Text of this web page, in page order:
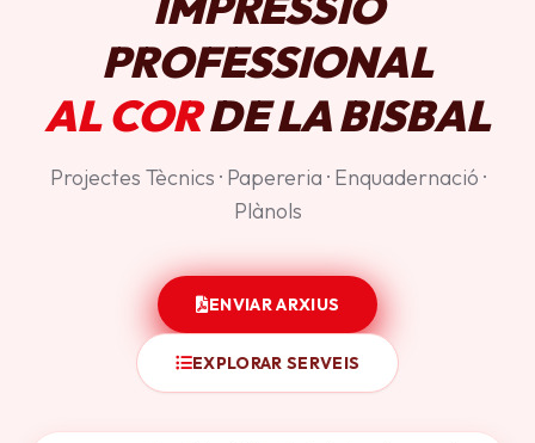
PROFESSIONAL
AL CORDE LA BISBAL
Projectes Tècnics · Papereria · Enquadernació ·
Plànols
ENVIAR ARXIUS
EXPLORAR SERVEIS